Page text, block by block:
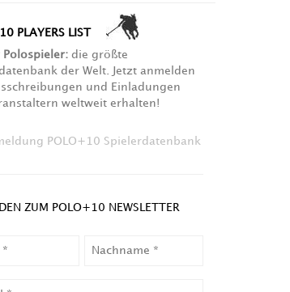
PLAYERS LIST
Polospieler: die größte
der Welt. Jetzt anmelden
und Einladungen
weltweit erhalten!
POLO+10 Spielerdatenbank
ZUM POLO+10 NEWSLETTER